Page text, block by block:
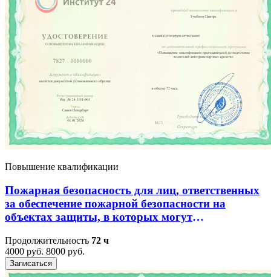
Повышение квалификации
Пожарная безопасность для лиц, ответственных
за обеспечение пожарной безопасности на
объектах защиты, в которых могут
объектах защиты, отнесенных к категориям
повышенной взрывопожароопасности,
взрывопожароопасно
Продолжительность 72 ч
4000 руб. 8000 руб.
Записаться